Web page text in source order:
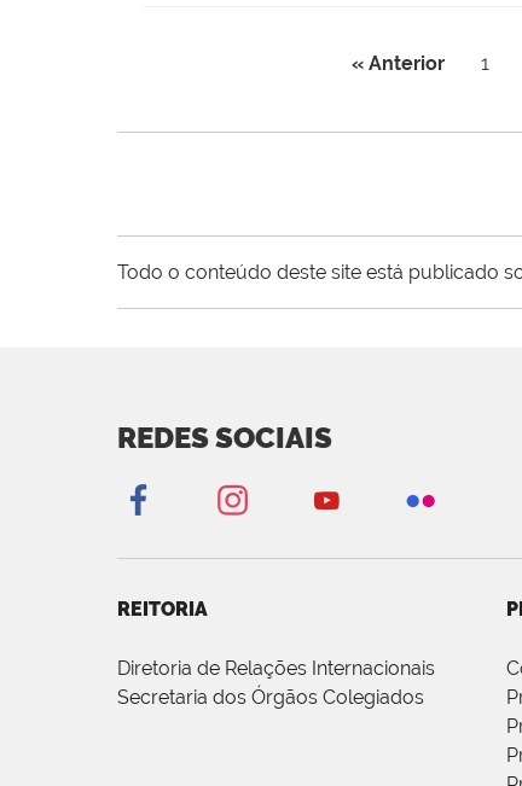
« Anterior 1
Todo o conteúdo deste site está publicado
REDES SOCIAIS
REITORIA
Diretoria de Relações Internacionais
Secretaria dos Órgãos Colegiados